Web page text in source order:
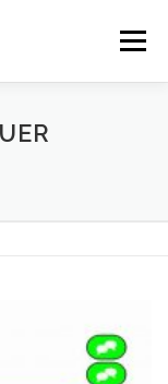
Menu